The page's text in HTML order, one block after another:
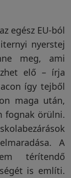
egész EU-ból
nyerstej
meg, ami
elő – írja
így tejből
maga után,
fognak örülni.
A
térítendő
is említi.